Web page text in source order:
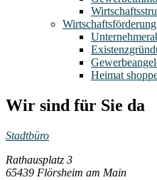
Wirtschaftsförderung
Heimat
Wir sind für Sie da
Stadtbüro
Rathausplatz 3
65439 Flörsheim am Main